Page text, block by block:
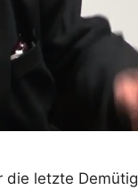
die letzte